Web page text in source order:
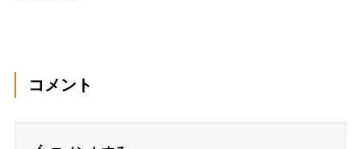
コメント